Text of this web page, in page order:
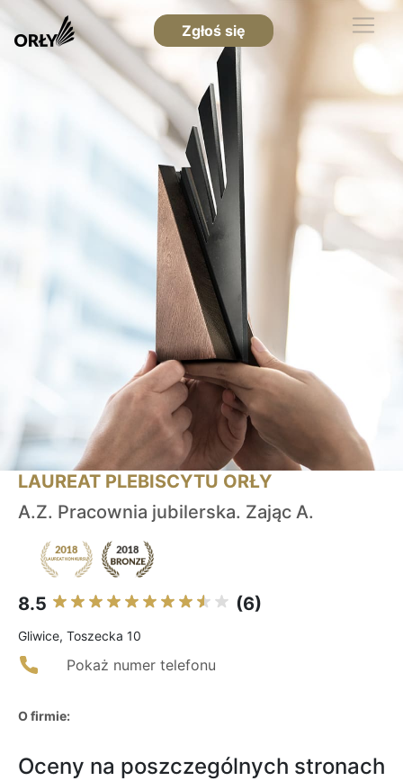
Zgłoś się
LAUREAT PLEBISCYTU ORŁY
A.Z. Pracownia jubilerska. Zając A.
8.5 (6)
Gliwice, Toszecka 10
Pokaż numer telefonu
O firmie:
Oceny na poszczególnych stronach